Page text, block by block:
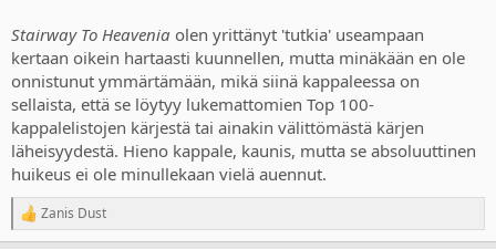
Stairway To Heavenia olen yrittänyt 'tutkia' useampaan
kertaan oikein hartaasti kuunnellen, mutta minäkään en ole
onnistunut ymmärtämään, mikä siinä kappaleessa on
sellaista, että se löytyy lukemattomien Top 100-
kappalelistojen kärjestä tai ainakin välittömästä kärjen
läheisyydestä. Hieno kappale, kaunis, mutta se absoluuttinen
huikeus ei ole minullekaan vielä auennut.
R
e
Zanis Dust